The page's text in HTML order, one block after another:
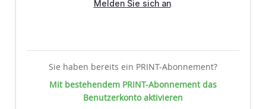
Sie haben bereits ein PRINT-Abonnement?
Mit bestehendem PRINT-Abonnement das
Benutzerkonto aktivieren